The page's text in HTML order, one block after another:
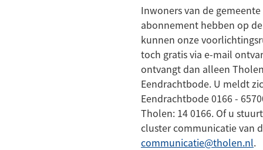
Inwoners van de
abonnement hebben op
kunnen onze
toch gratis via e-mail
ontvangt dan alleen
Eendrachtbode. U meldt
Eendrachtbode 0166 -
Tholen: 14 0166. Of u
cluster communicatie van
communicatie@tholen.nl.